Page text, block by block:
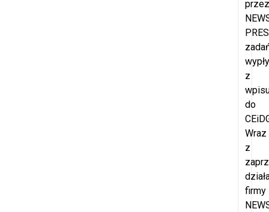
przez
z
do
Wraz
z
firmy